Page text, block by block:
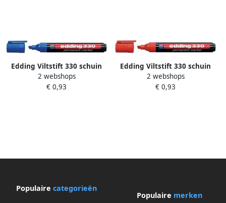
Edding Viltstift 330 schuin
1.5-5mm blauw
2 webshops
€ 0,93
Edding Viltstift 330 schuin
1.5-5mm rood
2 webshops
€ 0,93
Populaire categorieën
Populaire merken